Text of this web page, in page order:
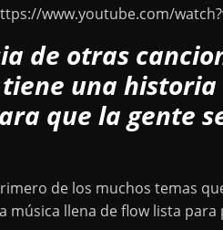
www.youtube.com/
de otras
una
que la gente
de los muchos temas
música llena de flow lista